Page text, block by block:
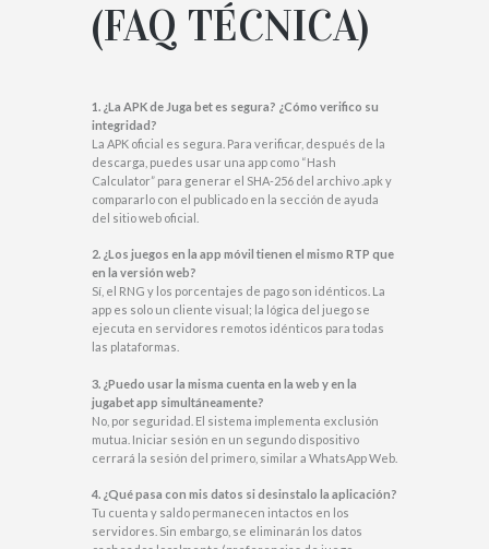
(FAQ TÉCNICA)
1. ¿La APK de Juga bet es segura? ¿Cómo verifico su
integridad?
La APK oficial es segura. Para verificar, después de la
descarga, puedes usar una app como “Hash
Calculator” para generar el SHA-256 del archivo .apk y
compararlo con el publicado en la sección de ayuda
del sitio web oficial.
2. ¿Los juegos en la app móvil tienen el mismo RTP que
en la versión web?
Sí, el RNG y los porcentajes de pago son idénticos. La
app es solo un cliente visual; la lógica del juego se
ejecuta en servidores remotos idénticos para todas
las plataformas.
3. ¿Puedo usar la misma cuenta en la web y en la
jugabet app simultáneamente?
No, por seguridad. El sistema implementa exclusión
mutua. Iniciar sesión en un segundo dispositivo
cerrará la sesión del primero, similar a WhatsApp Web.
4. ¿Qué pasa con mis datos si desinstalo la aplicación?
Tu cuenta y saldo permanecen intactos en los
servidores. Sin embargo, se eliminarán los datos